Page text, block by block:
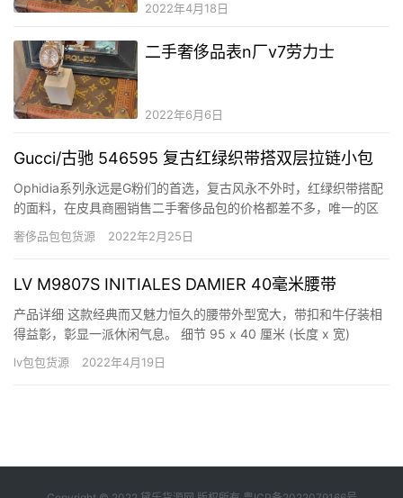
2022年4月18日
二手奢侈品表n厂v7劳力士
2022年6月6日
Gucci/古驰 546595 复古红绿织带搭双层拉链小包
Ophidia系列永远是G粉们的首选，复古风永不外时，红绿织带搭配
的面料，在皮具商圈销售二手奢侈品包的价格都差不多，唯一的区
别就是每家的品质不同，除了那些普通仿、二手奢侈品货外，二手
奢侈品的二手奢侈品品才能达到“海淘”级别，难分几分真假。“那些
奢侈品包包货源 2022年2月25日
LV M9807S INITIALES DAMIER 40毫米腰带
产品详细 这款经典而又魅力恒久的腰带外型宽大，带扣和牛仔装相
得益彰，彰显一派休闲气息。 细节 95 x 40 厘米 (长度 x 宽)
Monogram 帆布 Monogram Eclipse 帆布 Antarctica Monogram
图案 再生金属件 打赏赞微海报
lv包包货源 2022年4月19日